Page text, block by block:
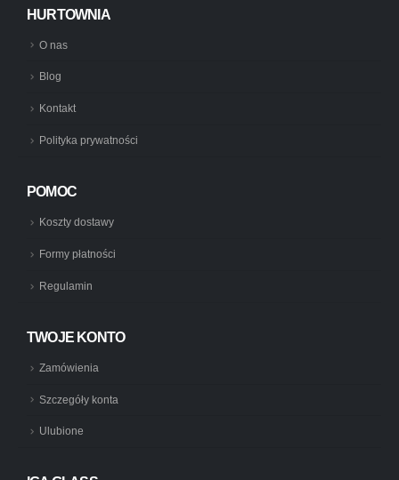
HURTOWNIA
O nas
Blog
Kontakt
Polityka prywatności
POMOC
Koszty dostawy
Formy płatności
Regulamin
TWOJE KONTO
Zamówienia
Szczegóły konta
Ulubione